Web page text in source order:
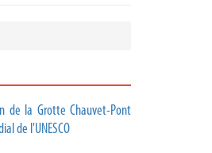
de la Grotte Chauvet-Pont
de l'UNESCO